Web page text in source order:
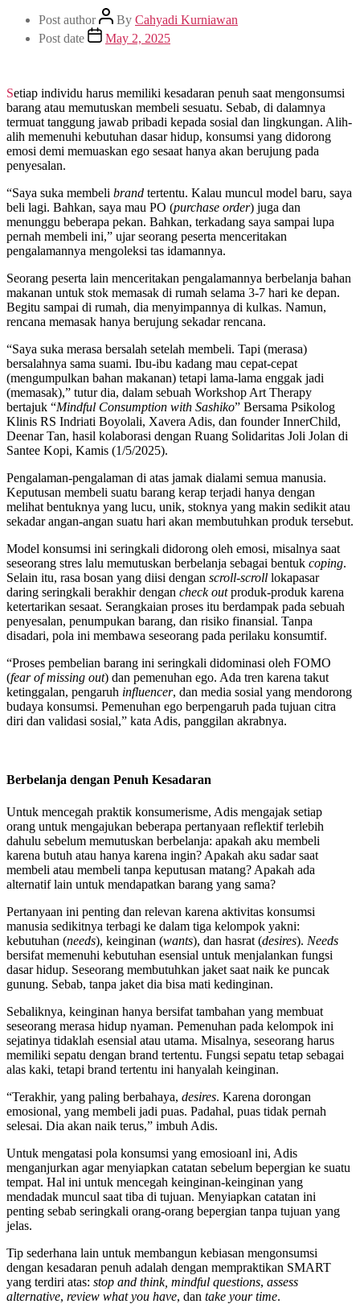
Post author By Cahyadi Kurniawan
Post date
May 2, 2025
Setiap individu harus memiliki kesadaran penuh saat mengonsumsi
barang atau memutuskan membeli sesuatu. Sebab, di dalamnya
termuat tanggung jawab pribadi kepada sosial dan lingkungan. Alih-
alih memenuhi kebutuhan dasar hidup, konsumsi yang didorong
emosi demi memuaskan ego sesaat hanya akan berujung pada
penyesalan.
“Saya suka membeli brand tertentu. Kalau muncul model baru, saya
beli lagi. Bahkan, saya mau PO (purchase order) juga dan
menunggu beberapa pekan. Bahkan, terkadang saya sampai lupa
pernah membeli ini,” ujar seorang peserta menceritakan
pengalamannya mengoleksi tas idamannya.
Seorang peserta lain menceritakan pengalamannya berbelanja bahan
makanan untuk stok memasak di rumah selama 3-7 hari ke depan.
Begitu sampai di rumah, dia menyimpannya di kulkas. Namun,
rencana memasak hanya berujung sekadar rencana.
“Saya suka merasa bersalah setelah membeli. Tapi (merasa)
bersalahnya sama suami. Ibu-ibu kadang mau cepat-cepat
(mengumpulkan bahan makanan) tetapi lama-lama enggak jadi
(memasak),” tutur dia, dalam sebuah Workshop Art Therapy
bertajuk “Mindful Consumption with Sashiko” Bersama Psikolog
Klinis RS Indriati Boyolali, Xavera Adis, dan founder InnerChild,
Deenar Tan, hasil kolaborasi dengan Ruang Solidaritas Joli Jolan di
Santee Kopi, Kamis (1/5/2025).
Pengalaman-pengalaman di atas jamak dialami semua manusia.
Keputusan membeli suatu barang kerap terjadi hanya dengan
melihat bentuknya yang lucu, unik, stoknya yang makin sedikit atau
sekadar angan-angan suatu hari akan membutuhkan produk tersebut.
Model konsumsi ini seringkali didorong oleh emosi, misalnya saat
seseorang stres lalu memutuskan berbelanja sebagai bentuk coping.
Selain itu, rasa bosan yang diisi dengan scroll-scroll lokapasar
daring seringkali berakhir dengan check outproduk-produk karena
ketertarikan sesaat. Serangkaian proses itu berdampak pada sebuah
penyesalan, penumpukan barang, dan risiko finansial. Tanpa
disadari, pola ini membawa seseorang pada perilaku konsumtif.
“Proses pembelian barang ini seringkali didominasi oleh FOMO
(fear of missing out) dan pemenuhan ego. Ada tren karena takut
ketinggalan, pengaruh influencer, dan media sosial yang mendorong
budaya konsumsi. Pemenuhan ego berpengaruh pada tujuan citra
diri dan validasi sosial,” kata Adis, panggilan akrabnya.
Berbelanja dengan Penuh Kesadaran
Untuk mencegah praktik konsumerisme, Adis mengajak setiap
orang untuk mengajukan beberapa pertanyaan reflektif terlebih
dahulu sebelum memutuskan berbelanja: apakah aku membeli
karena butuh atau hanya karena ingin? Apakah aku sadar saat
membeli atau membeli tanpa keputusan matang? Apakah ada
alternatif lain untuk mendapatkan barang yang sama?
Pertanyaan ini penting dan relevan karena aktivitas konsumsi
manusia sedikitnya terbagi ke dalam tiga kelompok yakni:
kebutuhan (needs), keinginan (wants), dan hasrat (desires). Needs
bersifat memenuhi kebutuhan esensial untuk menjalankan fungsi
dasar hidup. Seseorang membutuhkan jaket saat naik ke puncak
gunung. Sebab, tanpa jaket dia bisa mati kedinginan.
Sebaliknya, keinginan hanya bersifat tambahan yang membuat
seseorang merasa hidup nyaman. Pemenuhan pada kelompok ini
sejatinya tidaklah esensial atau utama. Misalnya, seseorang harus
memiliki sepatu dengan brand tertentu. Fungsi sepatu tetap sebagai
alas kaki, tetapi brand tertentu ini hanyalah keinginan.
“Terakhir, yang paling berbahaya, desires. Karena dorongan
emosional, yang membeli jadi puas. Padahal, puas tidak pernah
selesai. Dia akan naik terus,” imbuh Adis.
Untuk mengatasi pola konsumsi yang emosioanl ini, Adis
menganjurkan agar menyiapkan catatan sebelum bepergian ke suatu
tempat. Hal ini untuk mencegah keinginan-keinginan yang
mendadak muncul saat tiba di tujuan. Menyiapkan catatan ini
penting sebab seringkali orang-orang bepergian tanpa tujuan yang
jelas.
Tip sederhana lain untuk membangun kebiasan mengonsumsi
dengan kesadaran penuh adalah dengan mempraktikan SMART
yang terdiri atas: stop and think, mindful questions, assess
alternative, review what you have, dan take your time.